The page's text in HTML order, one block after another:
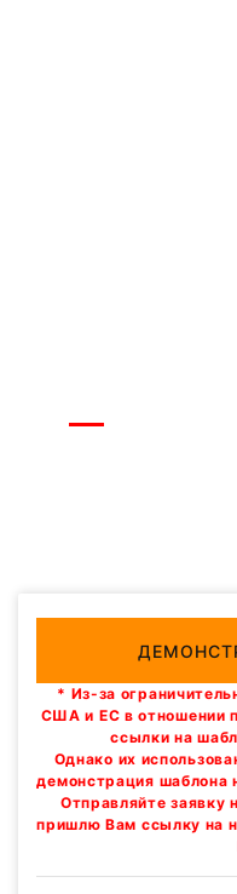
* Из-за
США и ЕС в отношении
ссылки на
Однако их
демонстрация шаблона
Отправляйте заявку
пришлю Вам ссылку на